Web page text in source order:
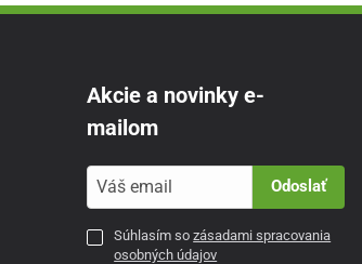
Akcie a novinky e-
mailom
Odoslať
Súhlasím sozásadami spracovania
osobných údajov